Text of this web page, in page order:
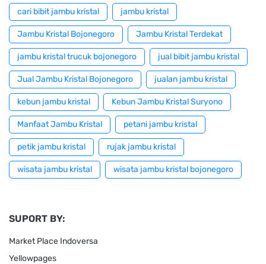
cari bibit jambu kristal jambu kristal
Jambu Kristal Bojonegoro Jambu Kristal Terdekat
jambu kristal trucuk bojonegoro jual bibit jambu kristal
Jual Jambu Kristal Bojonegoro jualan jambu kristal
kebun jambu kristal Kebun Jambu Kristal Suryono
Manfaat Jambu Kristal petani jambu kristal
petik jambu kristal rujak jambu kristal
wisata jambu kristal wisata jambu kristal bojonegoro
SUPORT BY:
Market Place Indoversa
Yellowpages